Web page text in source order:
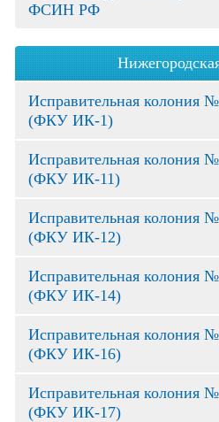
ФСИН РФ
Исправительная колония
(ФКУ ИК-1)
Исправительная колония
(ФКУ ИК-11)
Исправительная колония
(ФКУ ИК-12)
Исправительная колония
(ФКУ ИК-14)
Исправительная колония
(ФКУ ИК-16)
Исправительная колония
(ФКУ ИК-17)